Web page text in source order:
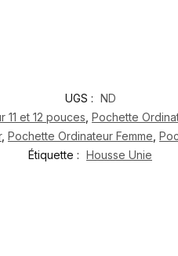
UGS : ND
11 et 12 pouces Pochette
, Pochette Ordinateur Femme
Étiquette : Housse Unie